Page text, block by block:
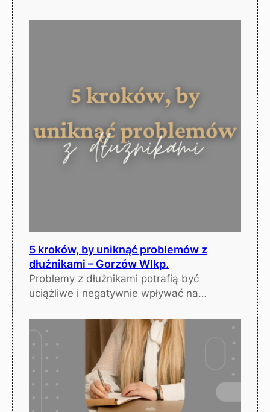
5 kroków, by uniknąć problemów z
dłużnikami – Gorzów Wlkp.
Problemy z dłużnikami potrafią być
uciążliwe i negatywnie wpływać na…